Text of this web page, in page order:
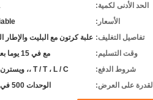
الحد الأدنى لكمية:
الأسعار:
تفاصيل التغليف: علبة كرتون مع البليت والإطار
وقت التسليم:
مع في 15 يوما بعد الدفع
شروط الدفع:
T / T ، L / C ،، ويسترن يونيون
القدرة على العرض:
الوحدات 500 في الشهر